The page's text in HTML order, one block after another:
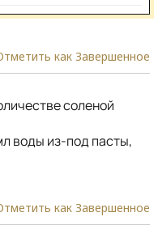
как Завершенное
соленой
воды из-под пасты,
как Завершенное